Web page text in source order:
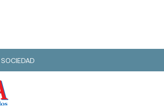
SOCIEDAD